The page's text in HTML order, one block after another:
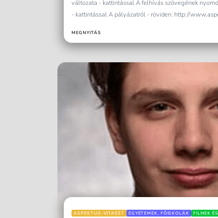
változata - kattintással A felhívás szövegének
- kattintással A pályázatról - röviden: http://
MEGNYITÁS
ASPEKTUS-VITAEST EGYETEMEK, FŐISKOLÁK FILMEK